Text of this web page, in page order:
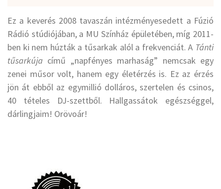
Ez a keverés 2008 tavaszán intézményesedett a Fúzió
Rádió stúdiójában, a MU Színház épületében, míg 2011-
ben ki nem húzták a tűsarkak alól a frekvenciát. A Tánti
tűsarkúja című „napfényes marhaság” nemcsak egy
zenei műsor volt, hanem egy életérzés is. Ez az érzés
jön át ebből az egymillió dolláros, szertelen és csinos,
40 tételes DJ-szettből. Hallgassátok egészséggel,
dárlingjaim! Orövoár!